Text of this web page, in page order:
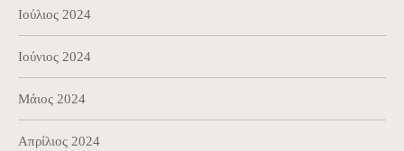
Ιούλιος 2024
Ιούνιος 2024
Μάιος 2024
Απρίλιος 2024